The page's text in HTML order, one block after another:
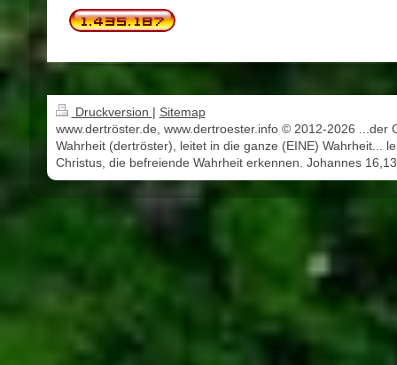
Druckversion | Sitemap
www.dertröster.de, www.dertroester.info © 2012-2026 ...der
Wahrheit (dertröster), leitet in die ganze (EINE) Wahrheit...
Christus, die befreiende Wahrheit erkennen. Johannes 16,13